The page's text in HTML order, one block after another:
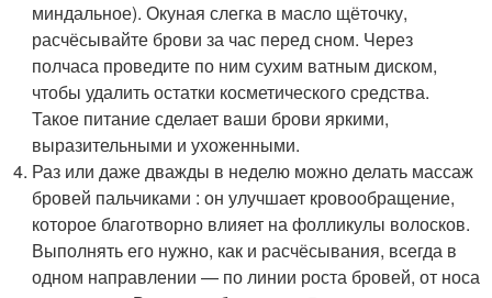
миндальное). Окуная слегка в масло щёточку,
расчёсывайте брови за час перед сном. Через
полчаса проведите по ним сухим ватным диском,
чтобы удалить остатки косметического средства.
Такое питание сделает ваши брови яркими,
выразительными и ухоженными.
Раз или даже дважды в неделю можно делать массаж
бровей пальчиками : он улучшает кровообращение,
которое благотворно влияет на фолликулы волосков.
Выполнять его нужно, как и расчёсывания, всегда в
одном направлении — по линии роста бровей, от носа